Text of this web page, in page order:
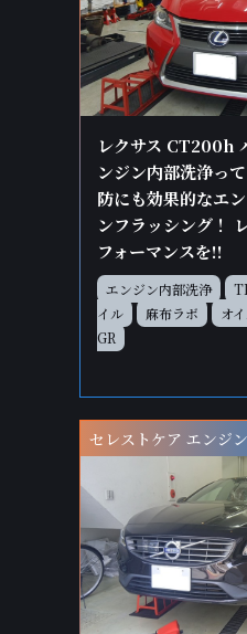
レクサス CT200h
ンジン内部洗浄っ
防にも効果的なエ
ンフラッシング！
フォーマンスを!!
エンジン内部洗浄
イル
麻布ラボ オ
GR
セレストケア エンジ